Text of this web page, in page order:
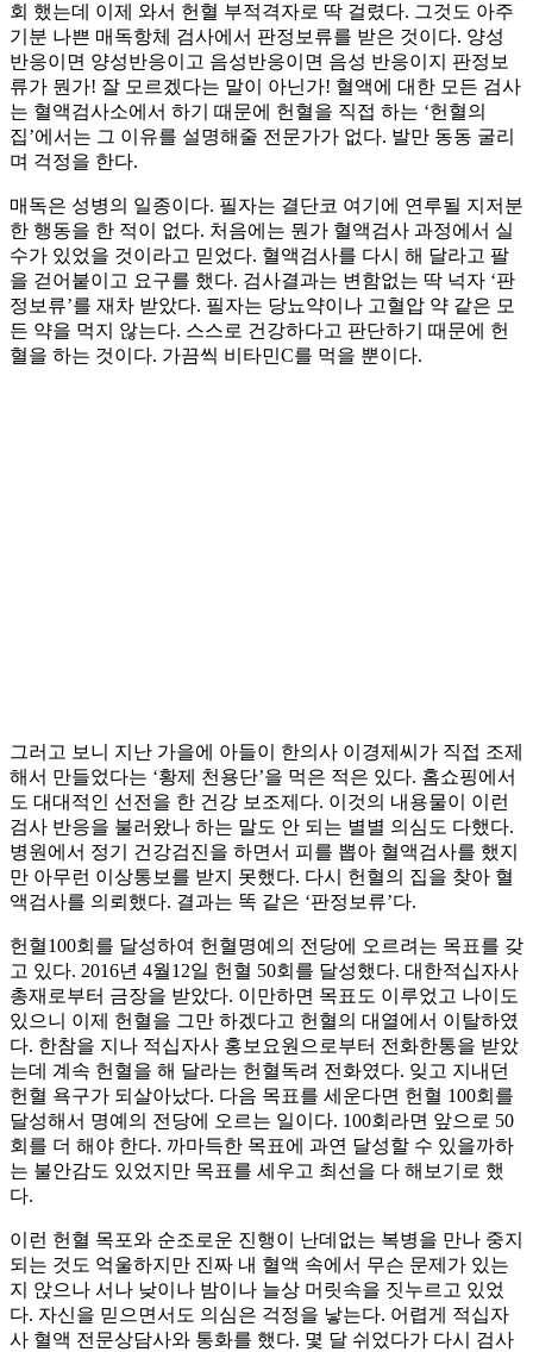
회 했는데 이제 와서 헌혈 부적격자로 딱 걸렸다. 그것도 아주
기분 나쁜 매독항체 검사에서 판정보류를 받은 것이다. 양성
반응이면 양성반응이고 음성반응이면 음성 반응이지 판정보
류가 뭔가! 잘 모르겠다는 말이 아닌가! 혈액에 대한 모든 검사
는 혈액검사소에서 하기 때문에 헌혈을 직접 하는 ‘헌혈의
집’에서는 그 이유를 설명해줄 전문가가 없다. 발만 동동 굴리
며 걱정을 한다.
매독은 성병의 일종이다. 필자는 결단코 여기에 연루될 지저분
한 행동을 한 적이 없다. 처음에는 뭔가 혈액검사 과정에서 실
수가 있었을 것이라고 믿었다. 혈액검사를 다시 해 달라고 팔
을 걷어붙이고 요구를 했다. 검사결과는 변함없는 딱 넉자 ‘판
정보류’를 재차 받았다. 필자는 당뇨약이나 고혈압 약 같은 모
든 약을 먹지 않는다. 스스로 건강하다고 판단하기 때문에 헌
혈을 하는 것이다. 가끔씩 비타민C를 먹을 뿐이다.
그러고 보니 지난 가을에 아들이 한의사 이경제씨가 직접 조제
해서 만들었다는 ‘황제 천용단’을 먹은 적은 있다. 홈쇼핑에서
도 대대적인 선전을 한 건강 보조제다. 이것의 내용물이 이런
검사 반응을 불러왔나 하는 말도 안 되는 별별 의심도 다했다.
병원에서 정기 건강검진을 하면서 피를 뽑아 혈액검사를 했지
만 아무런 이상통보를 받지 못했다. 다시 헌혈의 집을 찾아 혈
액검사를 의뢰했다. 결과는 똑 같은 ‘판정보류’다.
헌혈100회를 달성하여 헌혈명예의 전당에 오르려는 목표를 갖
고 있다. 2016년 4월12일 헌혈 50회를 달성했다. 대한적십자사
총재로부터 금장을 받았다. 이만하면 목표도 이루었고 나이도
있으니 이제 헌혈을 그만 하겠다고 헌혈의 대열에서 이탈하였
다. 한참을 지나 적십자사 홍보요원으로부터 전화한통을 받았
는데 계속 헌혈을 해 달라는 헌혈독려 전화였다. 잊고 지내던
헌혈 욕구가 되살아났다. 다음 목표를 세운다면 헌혈 100회를
달성해서 명예의 전당에 오르는 일이다. 100회라면 앞으로 50
회를 더 해야 한다. 까마득한 목표에 과연 달성할 수 있을까하
는 불안감도 있었지만 목표를 세우고 최선을 다 해보기로 했
다.
이런 헌혈 목포와 순조로운 진행이 난데없는 복병을 만나 중지
되는 것도 억울하지만 진짜 내 혈액 속에서 무슨 문제가 있는
지 앉으나 서나 낮이나 밤이나 늘상 머릿속을 짓누르고 있었
다. 자신을 믿으면서도 의심은 걱정을 낳는다. 어렵게 적십자
사 혈액 전문상담사와 통화를 했다. 몇 달 쉬었다가 다시 검사